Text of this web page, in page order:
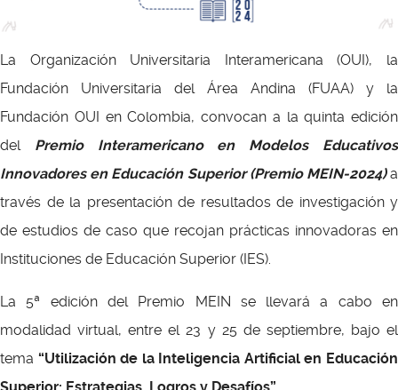
La Organización Universitaria Interamericana (OUI), la
Fundación Universitaria del Área Andina (FUAA) y la
Fundación OUI en Colombia, convocan a la quinta edición
del Premio Interamericano en Modelos Educativos
Innovadores en Educación Superior (Premio MEIN-2024)a
través de la presentación de resultados de investigación y
de estudios de caso que recojan prácticas innovadoras en
Instituciones de Educación Superior (IES).
La 5ª edición del Premio MEIN se llevará a cabo en
modalidad virtual, entre el 23 y 25 de septiembre, bajo el
tema “Utilización de la Inteligencia Artificial en Educación